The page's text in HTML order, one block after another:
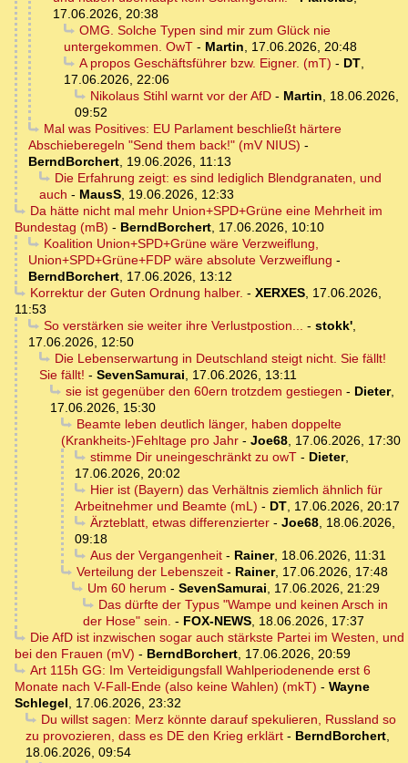
17.06.2026, 20:38
OMG. Solche Typen sind mir zum Glück nie
untergekommen. OwT - Martin, 17.06.2026, 20:48
A propos Geschäftsführer bzw. Eigner. (mT) - DT,
17.06.2026, 22:06
Nikolaus Stihl warnt vor der AfD- Martin, 18.06.2026,
09:52
Mal was Positives: EU Parlament beschließt härtere
Abschieberegeln "Send them back!" (mV NIUS) -
BerndBorchert, 19.06.2026, 11:13
Die Erfahrung zeigt: es sind lediglich Blendgranaten, und
auch - MausS, 19.06.2026, 12:33
Da hätte nicht mal mehr Union+SPD+Grüne eine Mehrheit im
Bundestag (mB) - BerndBorchert, 17.06.2026, 10:10
Koalition Union+SPD+Grüne wäre Verzweiflung,
Union+SPD+Grüne+FDP wäre absolute Verzweiflung -
BerndBorchert, 17.06.2026, 13:12
Korrektur der Guten Ordnung halber. - XERXES, 17.06.2026,
11:53
So verstärken sie weiter ihre Verlustpostion... - stokk',
17.06.2026, 12:50
Die Lebenserwartung in Deutschland steigt nicht. Sie fällt!
Sie fällt! - SevenSamurai, 17.06.2026, 13:11
sie ist gegenüber den 60ern trotzdem gestiegen - Dieter,
17.06.2026, 15:30
Beamte leben deutlich länger, haben doppelte
(Krankheits-)Fehltage pro Jahr - Joe68, 17.06.2026, 17:30
stimme Dir uneingeschränkt zu owT- Dieter,
17.06.2026, 20:02
Hier ist (Bayern) das Verhältnis ziemlich ähnlich für
Arbeitnehmer und Beamte (mL) - DT, 17.06.2026, 20:17
Ärzteblatt, etwas differenzierter- Joe68, 18.06.2026,
09:18
Aus der Vergangenheit- Rainer, 18.06.2026, 11:31
Verteilung der Lebenszeit- Rainer, 17.06.2026, 17:48
Um 60 herum - SevenSamurai, 17.06.2026, 21:29
Das dürfte der Typus "Wampe und keinen Arsch in
der Hose" sein. - FOX-NEWS, 18.06.2026, 17:37
Die AfD ist inzwischen sogar auch stärkste Partei im Westen, und
bei den Frauen (mV) - BerndBorchert, 17.06.2026, 20:59
Art 115h GG: Im Verteidigungsfall Wahlperiodenende erst 6
Monate nach V-Fall-Ende (also keine Wahlen) (mkT) - Wayne
Schlegel, 17.06.2026, 23:32
Du willst sagen: Merz könnte darauf spekulieren, Russland so
zu provozieren, dass es DE den Krieg erklärt - BerndBorchert,
18.06.2026, 09:54